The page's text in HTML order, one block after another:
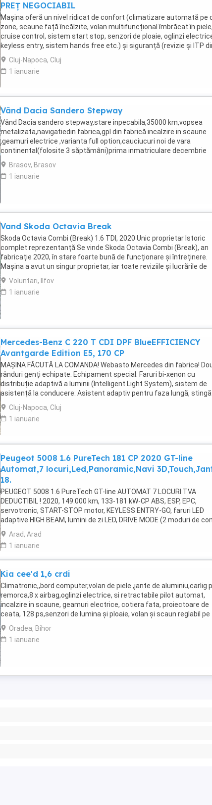
PREȚ NEGOCIABIL
Mașina oferă un nivel ridicat de confort (climatizare automată pe
zone, scaune față încălzite, volan multifuncțional îmbrăcat în
cruise control, sistem start stop, senzori de ploaie, oglinzi
keyless entry, sistem hands free etc.) și siguranță (revizie și ITP
iunie 2026, plăcuțe ...
Cluj-Napoca, Cluj
1 ianuarie
Vând Dacia Sandero Stepway
Vând Dacia sandero stepway,stare inpecabila,35000 km,vopsea
metalizata,navigatiedin fabrica,gpl din fabrică incalzire in scaune
,geamuri electrice ,varianta full option,cauciucuri noi de vara
continental(folosite 3 săptămâni)prima inmatriculare decembrie
2021,Gsi,computer de bord,aer conditionat,inchidere ...
Brasov, Brasov
1 ianuarie
Vand Skoda Octavia Break
Skoda Octavia Combi (Break) 1.6 TDI, 2020 Unic proprietar Istoric
complet reprezentanță Se vinde Skoda Octavia Combi (Break), an
fabricație 2020, în stare foarte bună de funcționare și întreținere.
Mașina a avut un singur proprietar, iar toate reviziile și lucrările de
întreținere au fost efectuate ...
Voluntari, Ilfov
1 ianuarie
Mercedes-Benz C 220 T CDI DPF BlueEFFICIENCY
Avantgarde Edition E5, 170 CP
MAȘINA FĂCUTĂ LA COMANDA! Webasto Mercedes din fabrica!
rânduri genți echipate. Echipament special: Faruri bi-xenon cu
distribuție adaptivă a luminii (Intelligent Light System), sistem de
asistență la conducere: Asistent adaptiv pentru faza lungă,
covorașe din velur, rezervor de combustibil: ...
Cluj-Napoca, Cluj
1 ianuarie
Peugeot 5008 1.6 PureTech 181 CP 2020 GT-line
Automat,7 locuri,Led,Panoramic,Navi
18.
PEUGEOT 5008 1.6 PureTech GT-line AUTOMAT 7 LOCURI TVA
DEDUCTIBIL ! 2020, 149.000 km, 133-181 kW-CP ABS, ESP, EPC,
servotronic, START-STOP motor, KEYLESS ENTRY-GO, faruri LED
adaptive HIGH BEAM, lumini de zi LED, DRIVE MODE (2 moduri de
sport-normal), LANE ASSIST, camera frontala, asistenta ...
Arad, Arad
1 ianuarie
Kia cee'd 1,6 crdi
Climatronic,,bord computer,volan de piele ,jante de aluminiu,carlig
remorca,8 x airbag,oglinzi electrice, si retractabile pilot automat,
incalzire in scaune, geamuri electrice, cotiera fata, proiectoare de
ceata, 128 ps,senzori de lumina și ploaie, volan și scaun reglabil pe
înălțime, închidere centralizata, ...
Oradea, Bihor
1 ianuarie